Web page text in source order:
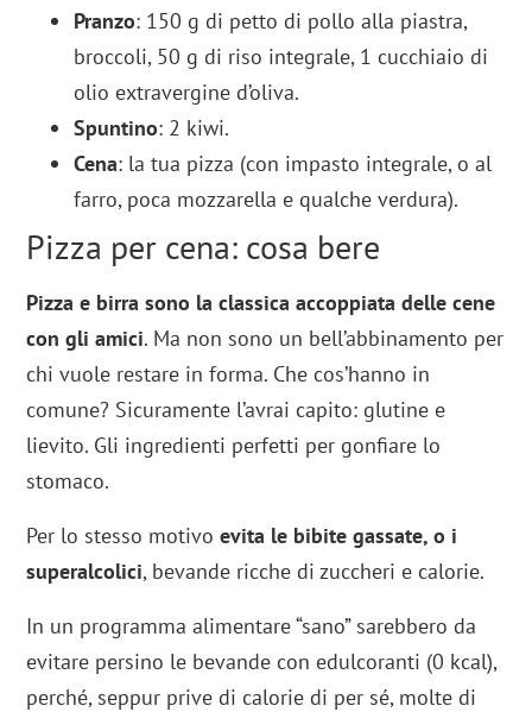
Pranzo: 150 g di petto di pollo alla piastra,
broccoli, 50 g di riso integrale, 1 cucchiaio di
olio extravergine d’oliva.
Spuntino: 2 kiwi.
Cena: la tua pizza (con impasto integrale, o al
farro, poca mozzarella e qualche verdura).
Pizza per cena: cosa bere
Pizza e birra sono la classica accoppiata delle cene
con gli amici. Ma non sono un bell’abbinamento per
chi vuole restare in forma. Che cos’hanno in
comune? Sicuramente l’avrai capito: glutine e
lievito. Gli ingredienti perfetti per gonfiare lo
stomaco.
Per lo stesso motivoevita le bibite gassate, o i
superalcolici, bevande ricche di zuccheri e calorie.
In un programma alimentare “sano” sarebbero da
evitare persino le bevande con edulcoranti (0 kcal),
perché, seppur prive di calorie di per sé, molte di